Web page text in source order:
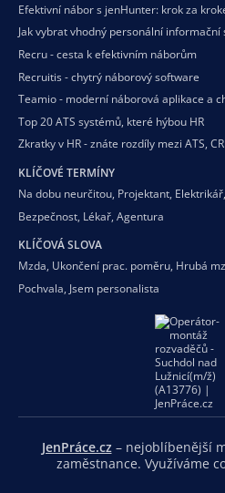
Efektivní nábor s jenHunter: krok za
Jak vybrat vhodný personální informační
Recru - cesta k efektivním náborům
Recruitis - chytrý náborový software
Teamio - moderní náborová aplikace a
Top 20 ATS systémů, které hýbou HR
Zkratky v HR - znáte rozdíly mezi ATS,
KLÍČOVÉ TERMÍNY
Na dobu neurčitou, Projektant, Elektrikář,
Bezpečnost, Lékař, Agentura
KLÍČOVÁ SLOVA
Mzda, Ukončení prac. poměru, Hrubá
Pochvala, Jsem personalista
JenPráce.cz – nejoblíbenější
zaměstnance. Využíváme